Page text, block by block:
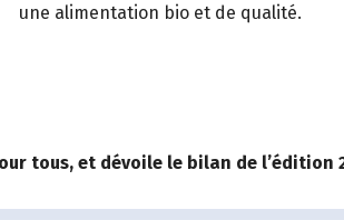
une alimentation bio et de qualité.
tous, et dévoile le bilan de l’édition